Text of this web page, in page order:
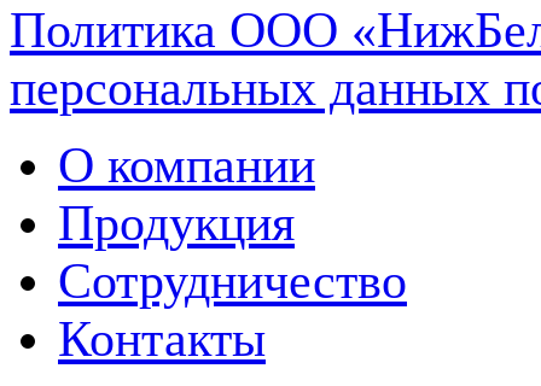
Политика ООО
персональных данных
О компании
Продукция
Сотрудничество
Контакты